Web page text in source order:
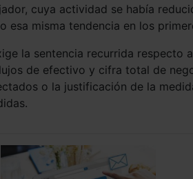
cuya actividad se había
esa misma tendencia en los
la sentencia recurrida respecto
de efectivo y cifra total de
o la justificación de la